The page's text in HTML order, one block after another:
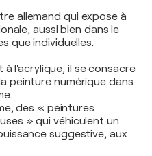
allemand qui expose à
aussi bien dans le
que individuelles.
l'acrylique, il se consacre
peinture numérique dans
des « peintures
» qui véhiculent un
suggestive, aux